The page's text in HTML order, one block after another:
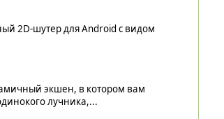
2D-шутер для Android с видом
экшен, в котором вам
лучника,...